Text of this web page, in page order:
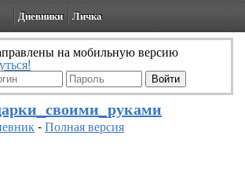
Дневники Личка
на мобильную версию
-Полная версия